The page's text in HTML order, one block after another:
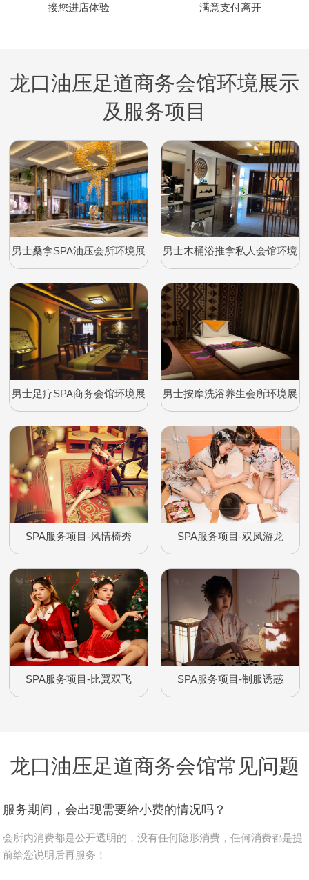
接您进店体验 满意支付离开
龙口油压足道商务会馆环境展示
及服务项目
男士桑拿SPA油压会所环境展
示
男士木桶浴推拿私人会馆环境
展示
男士足疗SPA商务会馆环境展
示
男士按摩洗浴养生会所环境展
示
SPA服务项目-风情椅秀 SPA服务项目-双凤游龙
SPA服务项目-比翼双飞 SPA服务项目-制服诱惑
龙口油压足道商务会馆常见问题
服务期间，会出现需要给小费的情况吗？
会所内消费都是公开透明的，没有任何隐形消费，任何消费都是提
前给您说明后再服务！